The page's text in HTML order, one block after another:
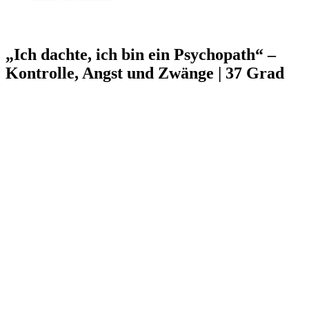
„Ich dachte, ich bin ein Psychopath“ –
Kontrolle, Angst und Zwänge | 37 Grad